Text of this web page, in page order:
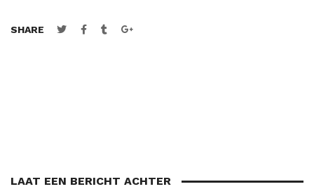
SHARE
LAAT EEN BERICHT ACHTER